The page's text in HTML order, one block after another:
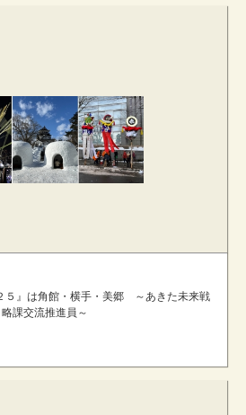
５』は角館・横手・美郷 ～あきた未来戦
略課交流推進員～